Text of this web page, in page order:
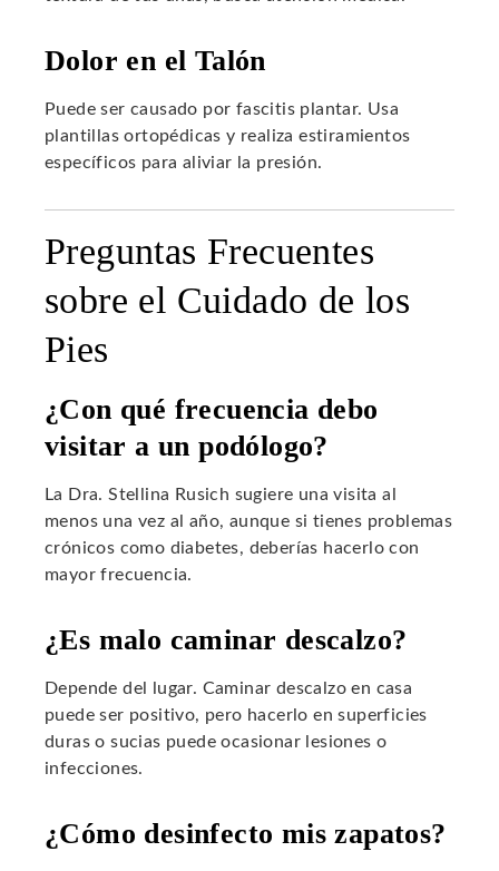
Dolor en el Talón
Puede ser causado por fascitis plantar. Usa
plantillas ortopédicas y realiza estiramientos
específicos para aliviar la presión.
Preguntas Frecuentes
sobre el Cuidado de los
Pies
¿Con qué frecuencia debo
visitar a un podólogo?
La Dra. Stellina Rusich sugiere una visita al
menos una vez al año, aunque si tienes problemas
crónicos como diabetes, deberías hacerlo con
mayor frecuencia.
¿Es malo caminar descalzo?
Depende del lugar. Caminar descalzo en casa
puede ser positivo, pero hacerlo en superficies
duras o sucias puede ocasionar lesiones o
infecciones.
¿Cómo desinfecto mis zapatos?